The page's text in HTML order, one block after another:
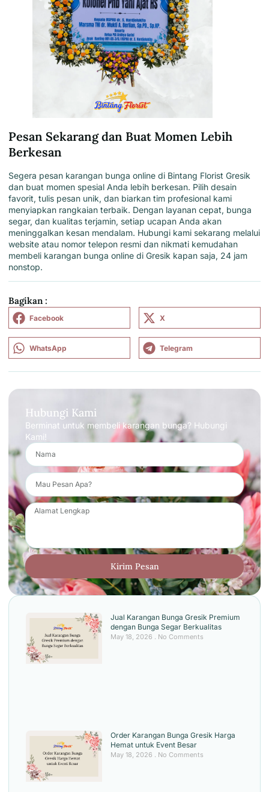
Hubungi Kami
Berminat untuk membeli karangan bunga? Hubungi
Kami!
Kirim Pesan
Jual Karangan Bunga Gresik Premium
dengan Bunga Segar Berkualitas
May 18, 2026 No Comments
Order Karangan Bunga Gresik Harga
Hemat untuk Event Besar
May 18, 2026 No Comments
Pesan Sekarang dan Buat Momen Lebih
Berkesan
Segera pesan karangan bunga online di Bintang Florist Gresik
dan buat momen spesial Anda lebih berkesan. Pilih desain
favorit, tulis pesan unik, dan biarkan tim profesional kami
menyiapkan rangkaian terbaik. Dengan layanan cepat, bunga
segar, dan kualitas terjamin, setiap ucapan Anda akan
meninggalkan kesan mendalam. Hubungi kami sekarang melalui
website atau nomor telepon resmi dan nikmati kemudahan
membeli karangan bunga online di Gresik kapan saja, 24 jam
nonstop.
Bagikan :
Facebook X
WhatsApp Telegram